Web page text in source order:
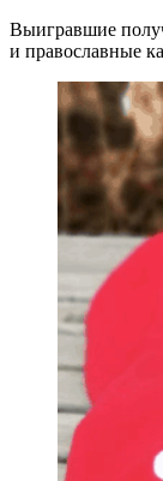
Выигравшие
и православные